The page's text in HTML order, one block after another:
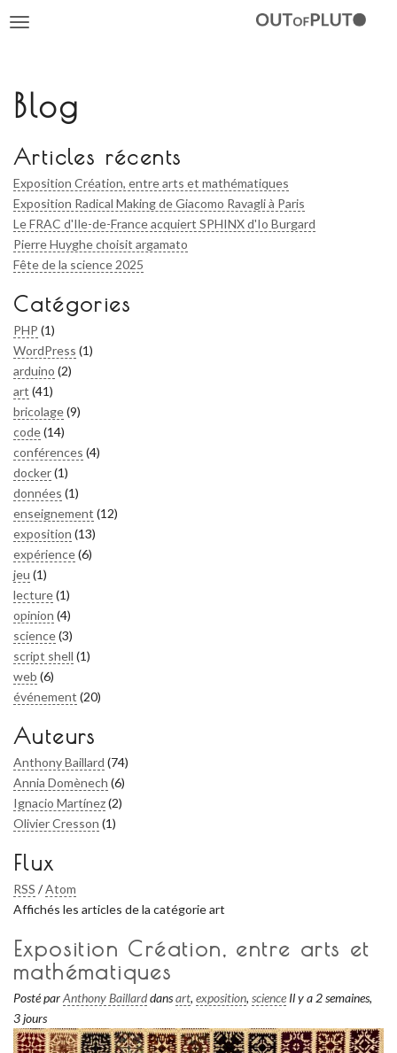
Toggle
Blog
Articles récents
Exposition Création, entre arts et mathématiques
Exposition Radical Making de Giacomo Ravagli à Paris
Le FRAC d'Ile-de-France acquiert SPHINX d'Io Burgard
Pierre Huyghe choisit argamato
Fête de la science 2025
Catégories
PHP (1)
WordPress (1)
arduino (2)
art (41)
bricolage(9)
code(14)
conférences (4)
docker(1)
données (1)
enseignement (12)
exposition (13)
expérience(6)
jeu (1)
lecture(1)
opinion (4)
science(3)
script shell (1)
web (6)
événement (20)
Auteurs
Anthony Baillard (74)
Annia Domènech (6)
Ignacio Martínez(2)
Olivier Cresson (1)
Flux
RSS /Atom
Affichés les articles de la catégorie art
Exposition Création, entre arts et
mathématiques
Posté parAnthony Baillarddansart, exposition, science Il y a 2 semaines,
3 jours